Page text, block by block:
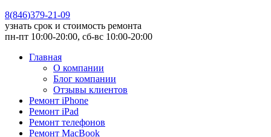
8(846)379-21-09
узнать срок и стоимость ремонта
пн-пт 10:00-20:00, сб-вс 10:00-20:00
Главная
О компании
Блог компании
Отзывы клиентов
Ремонт iPhone
Ремонт iPad
Ремонт телефонов
Ремонт MacBook